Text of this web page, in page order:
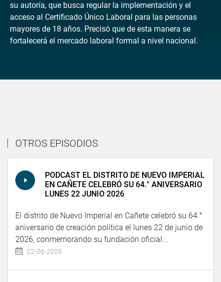
su autoría, que busca regular la implementación y el
acceso al Certificado Único Laboral para las personas
mayores de 18 años. Precisó que de esta manera se
fortalecerá el mercado laboral formal a nivel nacional.
OTROS EPISODIOS
PODCAST EL DISTRITO DE NUEVO IMPERIAL
EN CAÑETE CELEBRÓ SU 64.° ANIVERSARIO
LUNES 22 JUNIO 2026
El distrito de Nuevo Imperial en Cañete celebró su 64.°
aniversario de creación política el lunes 22 de junio de
2026, conmemorando su fundación oficial...
22-06-2026